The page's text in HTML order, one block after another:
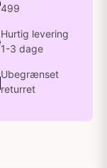
499
Hurtig levering
1-3 dage
Ubegrænset
returret